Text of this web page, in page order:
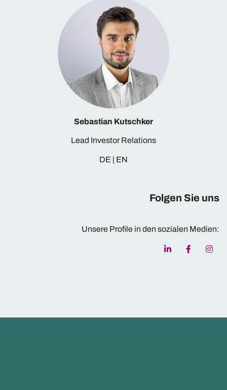
Sebastian Kutschker
Lead Investor Relations
DE | EN
Folgen Sie uns
Unsere Profile in den sozialen Medien: